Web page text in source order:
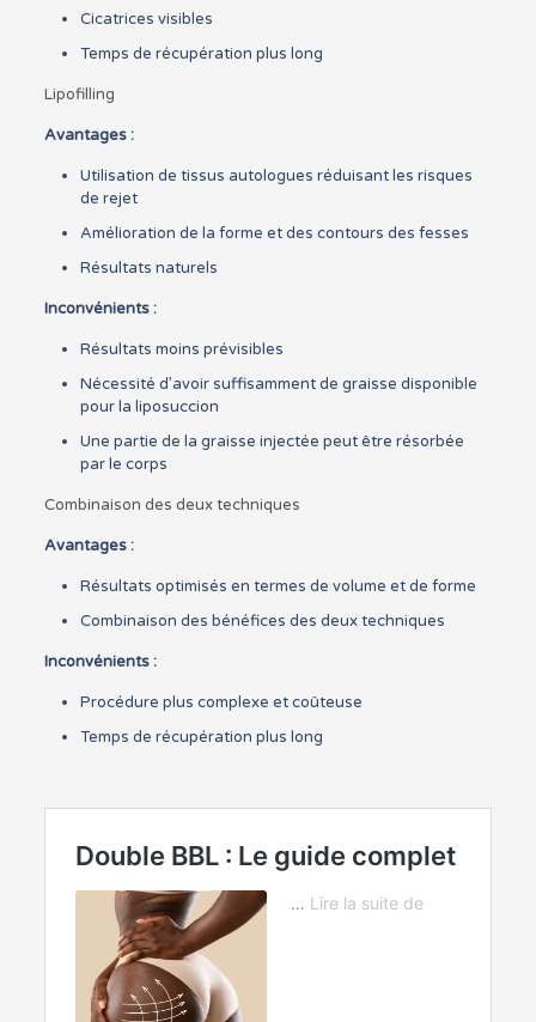
Cicatrices visibles
Temps de récupération plus long
Lipofilling
Avantages :
Utilisation de tissus autologues réduisant les risques
de rejet
Amélioration de la forme et des contours des fesses
Résultats naturels
Inconvénients :
Résultats moins prévisibles
Nécessité d’avoir suffisamment de graisse disponible
pour la liposuccion
Une partie de la graisse injectée peut être résorbée
par le corps
Combinaison des deux techniques
Avantages :
Résultats optimisés en termes de volume et de forme
Combinaison des bénéfices des deux techniques
Inconvénients :
Procédure plus complexe et coûteuse
Temps de récupération plus long